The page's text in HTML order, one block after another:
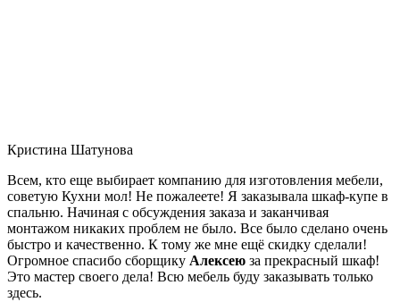
Кристина Шатунова
Всем, кто еще выбирает компанию для изготовления мебели,
советую Кухни мол! Не пожалеете! Я заказывала шкаф-купе в
спальню. Начиная с обсуждения заказа и заканчивая
монтажом никаких проблем не было. Все было сделано очень
быстро и качественно. К тому же мне ещё скидку сделали!
Огромное спасибо сборщику Алексею за прекрасный шкаф!
Это мастер своего дела! Всю мебель буду заказывать только
здесь.